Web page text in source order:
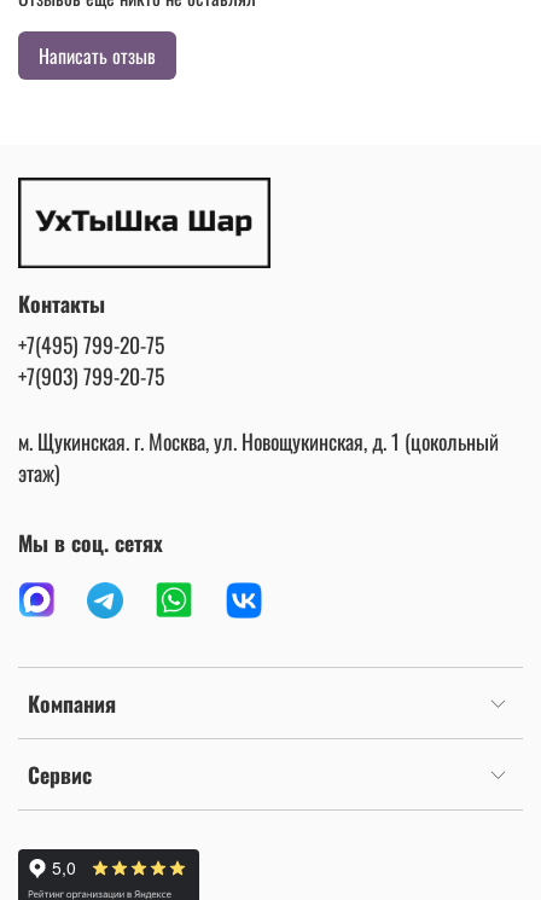
Написать отзыв
Компания
Сервис
Контакты
+7(495) 799-20-75
+7(903) 799-20-75
м. Щукинская. г. Москва, ул. Новощукинская, д. 1 (цокольный
этаж)
Мы в соц. сетях